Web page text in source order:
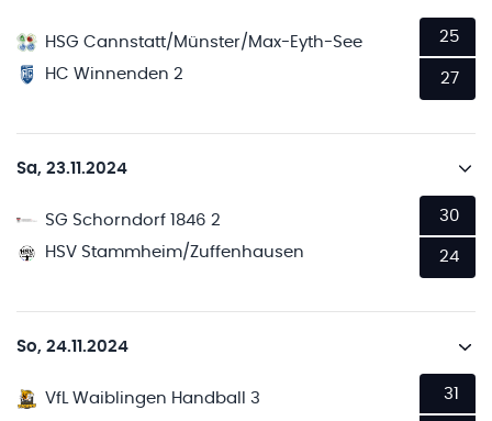
HSG Cannstatt/Münster/Max-Eyth-See
HC Winnenden 2
25
27
Sa, 23.11.2024
SG Schorndorf 1846 2
HSV Stammheim/Zuffenhausen
30
24
So, 24.11.2024
VfL Waiblingen Handball 3
31